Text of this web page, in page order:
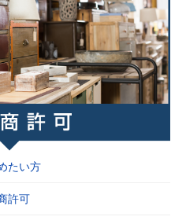
たい方
許可